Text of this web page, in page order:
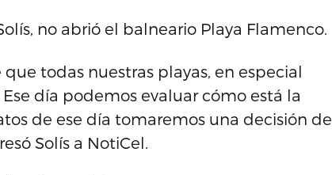
no abrió el balneario Playa Flamenco.
todas nuestras playas, en especial
día podemos evaluar cómo está la
de ese día tomaremos una decisión de
Solís a NotiCel.